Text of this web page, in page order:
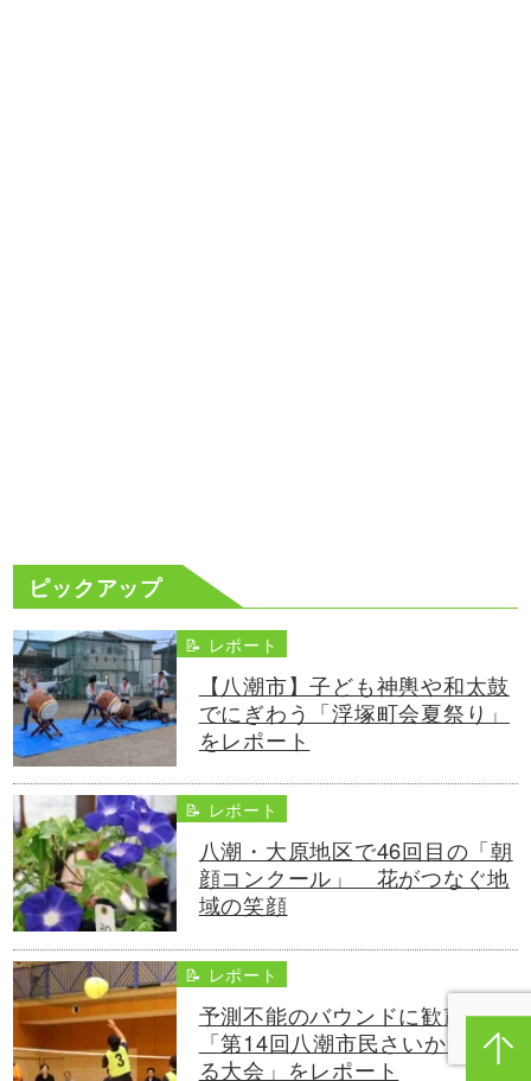
ピックアップ
📝 レポート
【八潮市】子ども神輿や和太鼓
でにぎわう「浮塚町会夏祭り」
をレポート
📝 レポート
八潮・大原地区で46回目の「朝
顔コンクール」 花がつなぐ地
域の笑顔
📝 レポート
予測不能のバウンドに歓声！
「第14回八潮市民さいかつぼー
る大会」をレポート